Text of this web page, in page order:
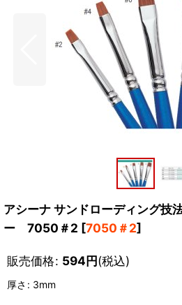
アシーナ サンドローディング技
ー 7050＃2 [7050＃2]
販売価格: 594円(税込)
厚さ : 3mm